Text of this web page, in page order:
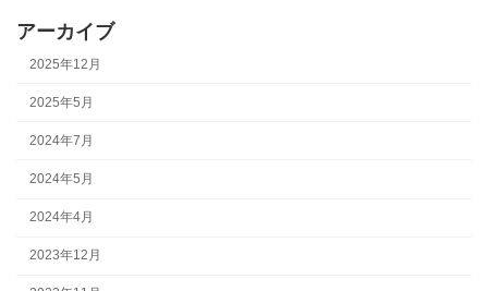
アーカイブ
2025年12月
2025年5月
2024年7月
2024年5月
2024年4月
2023年12月